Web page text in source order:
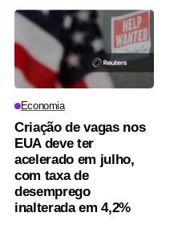
Economia
Criação de vagas nos
EUA deve ter
acelerado em julho,
com taxa de
desemprego
inalterada em 4,2%